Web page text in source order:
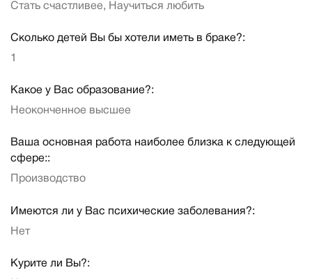
Стать счастливее, Научиться любить
Сколько детей Вы бы хотели иметь в браке?:
1
Какое у Вас образование?:
Неоконченное высшее
Ваша основная работа наиболее близка к следующей
сфере::
Производство
Имеются ли у Вас психические заболевания?:
Нет
Курите ли Вы?: